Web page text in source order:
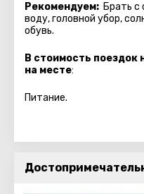
Рекомендуем: Брать с
воду, головной убор,
обувь.
В стоимость поездок
на месте:
Питание.